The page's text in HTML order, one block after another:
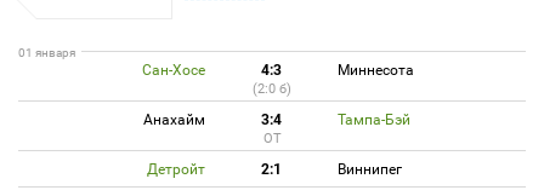
01 января
Сан-Хосе 4:3 Миннесота
(2:0 б)
Анахайм 3:4 Тампа-Бэй
ОТ
Детройт 2:1 Виннипег